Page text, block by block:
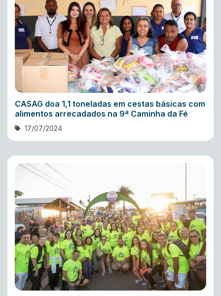
CASAG doa 1,1 toneladas em cestas básicas com
alimentos arrecadados na 9ª Caminha da Fé
17/07/2024